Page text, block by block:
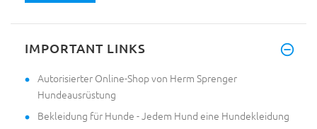
IMPORTANT LINKS
Autorisierter Online-Shop von Herm Sprenger
Hundeausrüstung
Bekleidung für Hunde - Jedem Hund eine Hundekleidung